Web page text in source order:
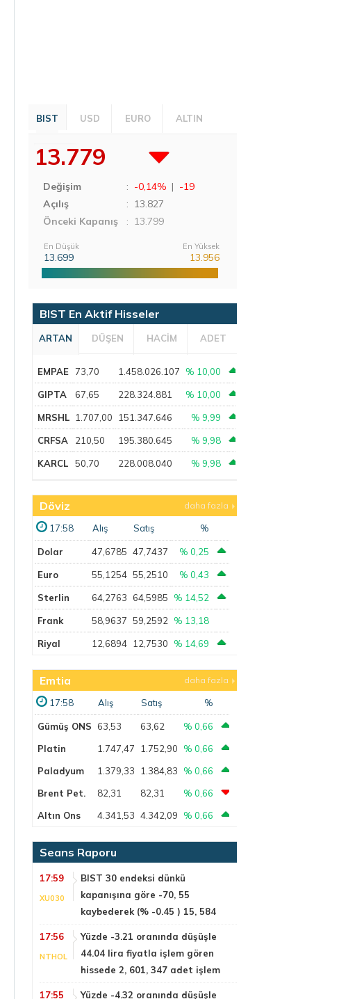
BIST USD EURO ALTIN
13.779
Değişim : -0,14% | -19
Açılış
: 13.827
Önceki Kapanış
: 13.799
En Düşük
13.699
En Yüksek
13.956
BIST En Aktif Hisseler
ARTAN DÜŞEN HACİM ADET
EMPAE 73,70 1.458.026.107 % 10,00
GIPTA 67,65 228.324.881 % 10,00
MRSHL 1.707,00 151.347.646 % 9,99
CRFSA 210,50 195.380.645 % 9,98
KARCL 50,70 228.008.040 % 9,98
Döviz daha fazla
17:58 Alış Satış %
Dolar 47,6785 47,7437 % 0,25
Euro 55,1254 55,2510 % 0,43
Sterlin 64,2763 64,5985 % 14,52
Frank 58,9637 59,2592 % 13,18
Riyal 12,6894 12,7530 % 14,69
Emtia daha fazla
17:58 Alış Satış %
Gümüş ONS 63,53 63,62
% 0,66
Platin
1.747,47 1.752,90
% 0,66
Paladyum
1.379,33 1.384,83
% 0,66
Brent Pet.
82,31 82,31
% 0,66
Altın Ons
4.341,53 4.342,09 % 0,66
Seans Raporu
17:59
XU030
BIST 30 endeksi dünkü
kapanışına göre -70, 55
kaybederek (% -0.45 ) 15, 584
17:56
NTHOL
Yüzde -3.21 oranında düşüşle
44.04 lira fiyatla işlem gören
hissede 2, 601, 347 adet işlem
17:55
Yüzde -4.32 oranında düşüşle